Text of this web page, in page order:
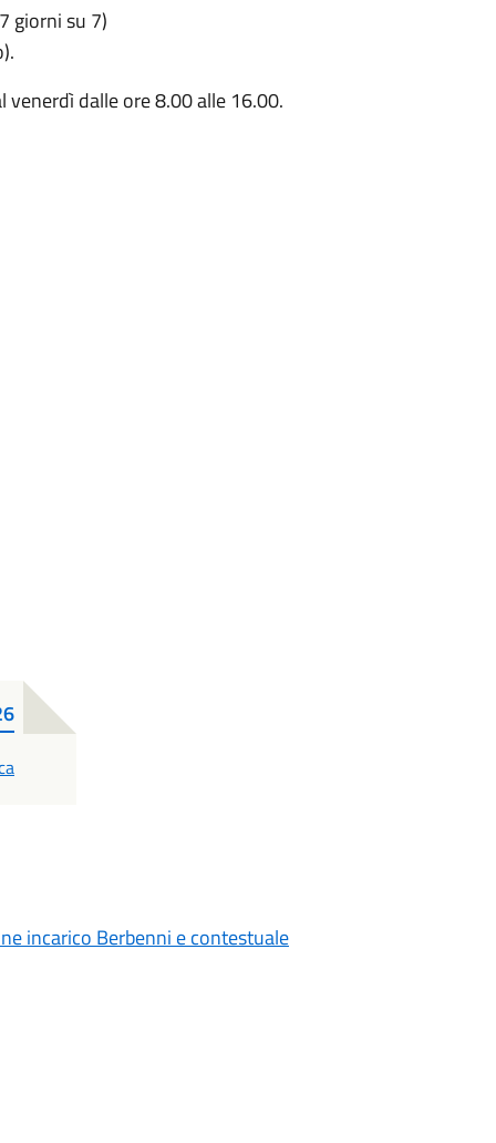
giorni su 7)
dalle ore 8.00 alle 16.00.
incarico Berbenni e contestuale